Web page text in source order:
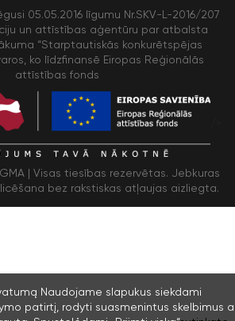
05.05.2016 līgumu Nr.SKV-L-2016/207
un attīstības aģentūru par atbalsta
“Starptautiskās konkurētspējas
ko līdzfinansē Eiropas Reģionālās
attīstības fonds
| Visas tiesības rezervētas. Jebkuras
bez rakstiskas atļaujas aizliegta.
Naudojame slapukus siekdami
patirtį, rodyti suasmenintus skelbimus